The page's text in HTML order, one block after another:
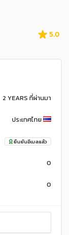
5.0
2 YEARS ที่ผ่านมา
ประเทศไทย
ยืนยันอีเมลแล้ว
0
0